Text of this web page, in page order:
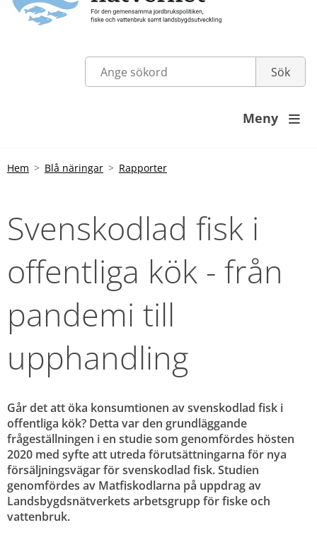
Meny 
Hem Blå näringar Rapporter
Svenskodlad fisk i
offentliga kök - från
pandemi till
upphandling
Går det att öka konsumtionen av svenskodlad fisk i
offentliga kök? Detta var den grundläggande
frågeställningen i en studie som genomfördes hösten
2020 med syfte att utreda förutsättningarna för nya
försäljningsvägar för svenskodlad fisk. Studien
genomfördes av Matfiskodlarna på uppdrag av
Landsbygdsnätverkets arbetsgrupp för fiske och
vattenbruk.